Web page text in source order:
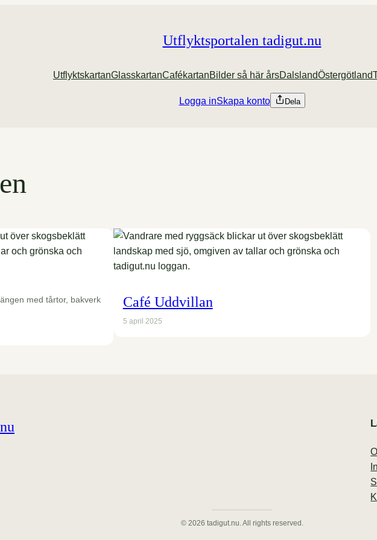
Utflyktsportalen tadigut.nu
UtflyktskartanGlasskartanCafékartanBilder så här årsDalslandÖstergötland
Logga inSkapa konto Dela
med tårtor, bakverk
Café Uddvillan
5 april 2025
© 2026 tadigut.nu. All rights reserved.